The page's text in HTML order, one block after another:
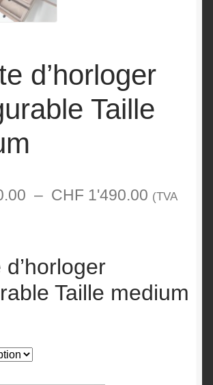
d’horloger
Taille
– CHF 1'490.00 Plage
à
(TVA
Taille medium